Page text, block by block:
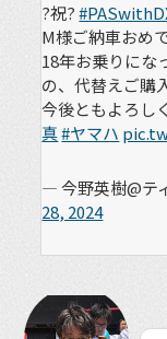
?祝?
M様ご納車おめ
18年お乗りにな
の、代替えご購
今後ともよろし
真#ヤマハ
— 今野英樹@テ
28, 2024